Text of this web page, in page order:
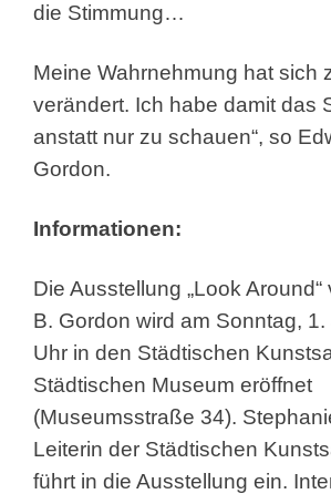
die Stimmung…
Meine Wahrnehmung hat sich
verändert. Ich habe damit das
anstatt nur zu schauen“, so
Gordon.
Informationen:
Die Ausstellung „Look Around“
B. Gordon wird am Sonntag, 1.
Uhr in den Städtischen
Städtischen Museum eröffnet
(Museumsstraße 34).
Leiterin der Städtischen
führt in die Ausstellung ein.